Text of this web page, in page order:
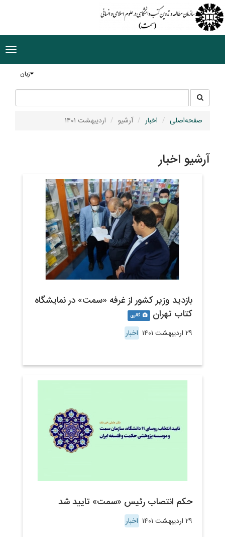
زبان
جستجو
در
سایت
صفحه‌اصلی اخبار آرشیو اردیبهشت ۱۴۰۱
آرشیو اخبار
بازدید وزیر کشور از غرفه «سمت» در نمایشگاه
کتاب تهران
گالری
۲۹ اردیبهشت ۱۴۰۱ اخبار
حکم انتصاب رئیس «سمت» تایید شد
۲۹ اردیبهشت ۱۴۰۱ اخبار